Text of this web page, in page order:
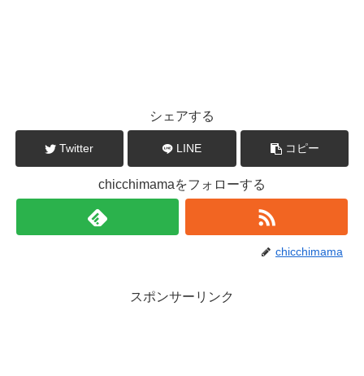
シェアする
Twitter LINE コピー
chicchimamaをフォローする
chicchimama
スポンサーリンク